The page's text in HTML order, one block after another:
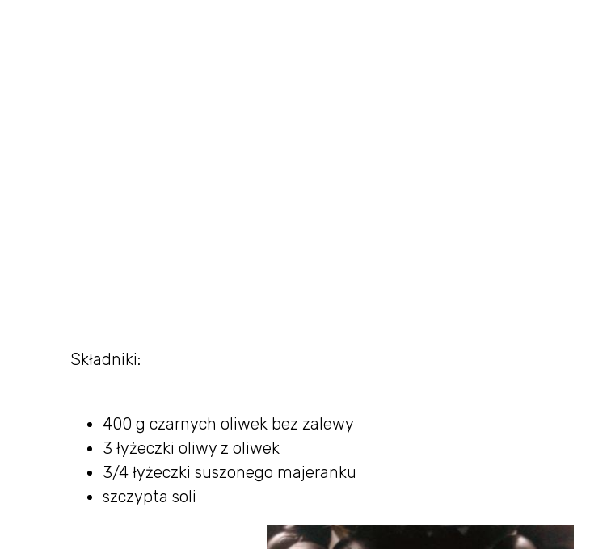
Składniki:
400 g czarnych oliwek bez zalewy
3 łyżeczki oliwy z oliwek
3/4 łyżeczki suszonego majeranku
szczypta soli